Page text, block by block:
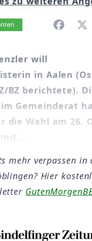
will
in Aalen
BZ berichtete).
Gemeinderat
die Wahl am 26.
...
mehr verpassen in
Hier